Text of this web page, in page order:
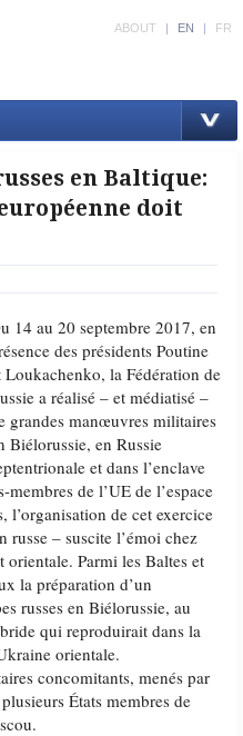
ABOUT | EN | FR
en Baltique:
doit
14 au 20 septembre 2017, en
des présidents Poutine
Loukachenko, la Fédération de
a réalisé – et médiatisé –
grandes manœuvres militaires
Biélorussie, en Russie
et dans l’enclave
de l’UE de l’espace
l’organisation de cet exercice
– suscite l’émoi chez
orientale. Parmi les Baltes et
la préparation d’un
russes en Biélorussie, au
qui reproduirait dans la
orientale.
concomitants, menés par
États membres de